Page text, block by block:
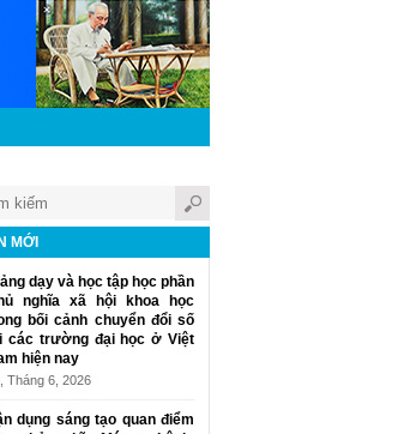
MỚI
dạy và học tập học phần
nghĩa xã hội khoa học
bối cảnh chuyển đổi số
các trường đại học ở Việt
hiện nay
Tháng 6, 2026
dụng sáng tạo quan điểm